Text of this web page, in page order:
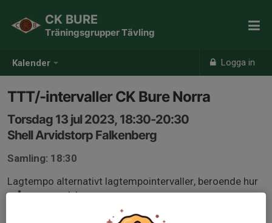
Kalender Logga in
CK BURE
Träningsgrupper Tävling
TTT/-intervaller CK Bure Norra
Torsdag 13 jul 2023, 18:30-20:30
Shell Arvidstorp Falkenberg
Samling: 18:30
Lagtempo alternativt lagtempointervaller, beroende hur
många som dyker upp.